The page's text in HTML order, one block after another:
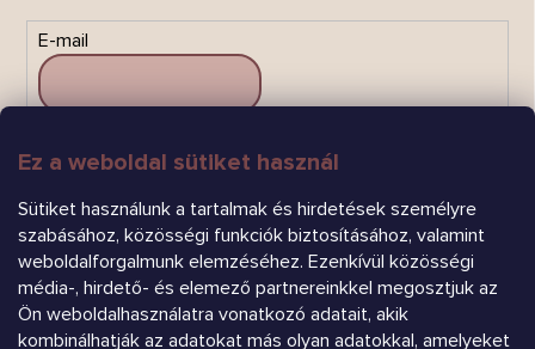
Ez a weboldal sütiket használ
Sütiket használunk a tartalmak és hirdetések személyre
szabásához, közösségi funkciók biztosításához, valamint
weboldalforgalmunk elemzéséhez. Ezenkívül közösségi
média-, hirdető- és elemező partnereinkkel megosztjuk az
Ön weboldalhasználatra vonatkozó adatait, akik
kombinálhatják az adatokat más olyan adatokkal, amelyeket
E-mail
FELIRATKOZÁS